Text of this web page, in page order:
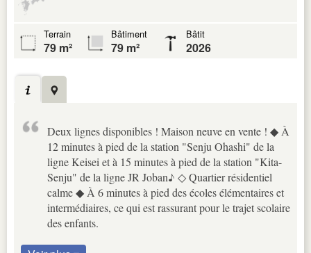
Terrain
79 m²
Bâtiment
79 m²
Bâtit
2026
Deux lignes disponibles ! Maison neuve en vente ! ◆ À
12 minutes à pied de la station "Senju Ohashi" de la
ligne Keisei et à 15 minutes à pied de la station "Kita-
Senju" de la ligne JR Joban♪ ◇ Quartier résidentiel
calme ◆ À 6 minutes à pied des écoles élémentaires et
intermédiaires, ce qui est rassurant pour le trajet scolaire
des enfants.